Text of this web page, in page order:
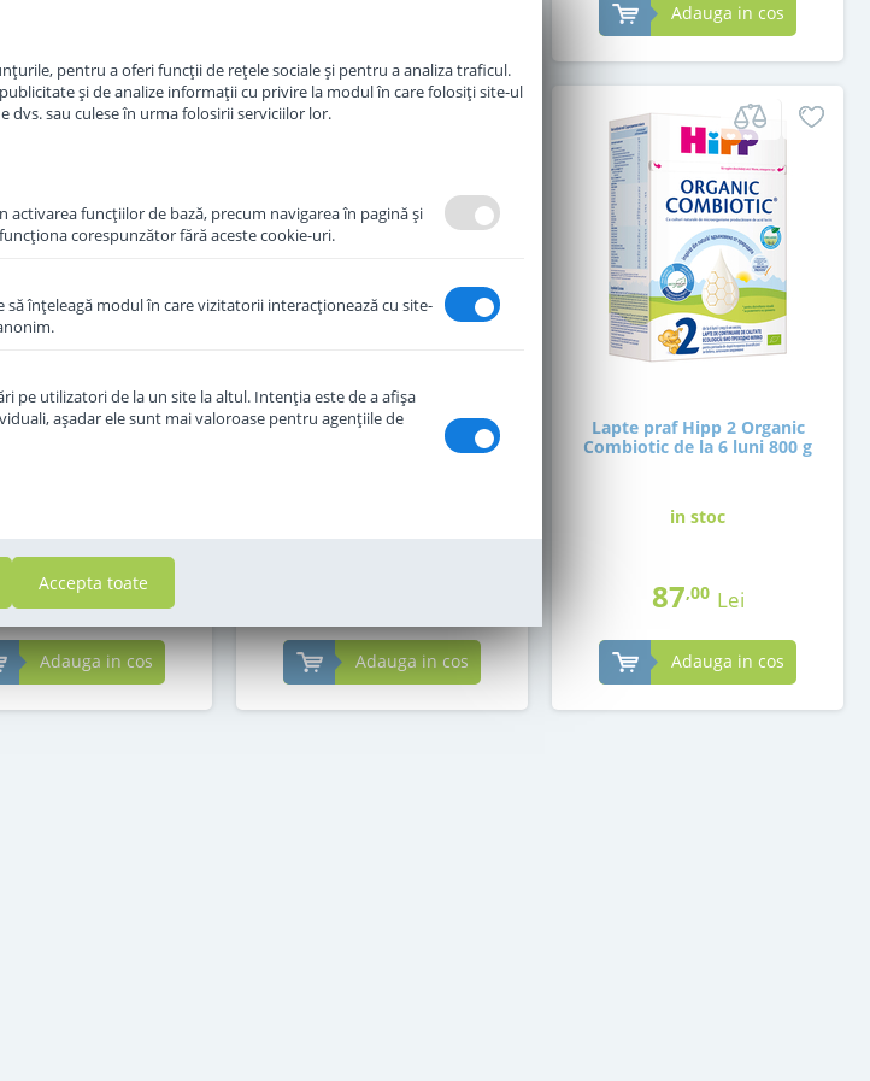
Adauga in cos
de lapte praf Topfer
de la 6 luni 600 g
69,00
Adauga in cos
Formula de lapte praf Topfer
3 Bio de la 10 luni 600 g
Adauga in cos
Lapte praf Hipp 2 Organic
Combiotic de la 6 luni 800 g
in stoc
87,00 Lei
Adauga in cos
pentru a oferi funcții de rețele sociale și pentru a analiza traficul.
și de analize informații cu privire la modul în care folosiți site-ul
sau culese în urma folosirii serviciilor lor.
activarea funcţiilor de bază, precum navigarea în pagină şi
corespunzător fără aceste cookie-uri.
înţeleagă modul în care vizitatorii interacţionează cu site-
pe utilizatori de la un site la altul. Intenţia este de a afişa
aşadar ele sunt mai valoroase pentru agenţiile de
Accepta toate